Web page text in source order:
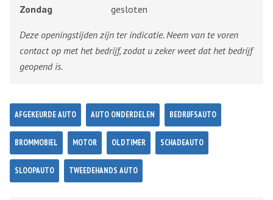
Zondag
gesloten
Deze openingstijden zijn ter indicatie. Neem van te voren
contact op met het bedrijf, zodat u zeker weet dat het bedrijf
geopend is.
AFGEKEURDE AUTO AUTO ONDERDELEN BEDRIJFSAUTO
BROMMOBIEL MOTOR OLDTIMER SCHADEAUTO
SLOOPAUTO TWEEDEHANDS AUTO